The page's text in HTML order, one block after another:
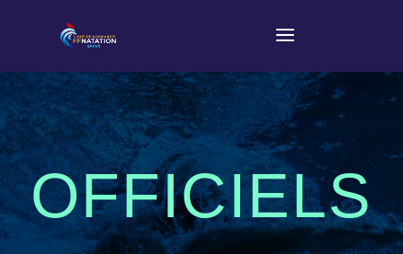
OFFICIELS